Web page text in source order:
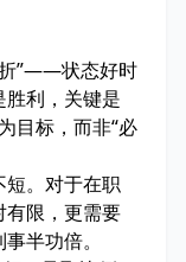
折”——状态好时
利，关键是
目标，而非“必
短。对于在职
有限，更需要
半功倍。